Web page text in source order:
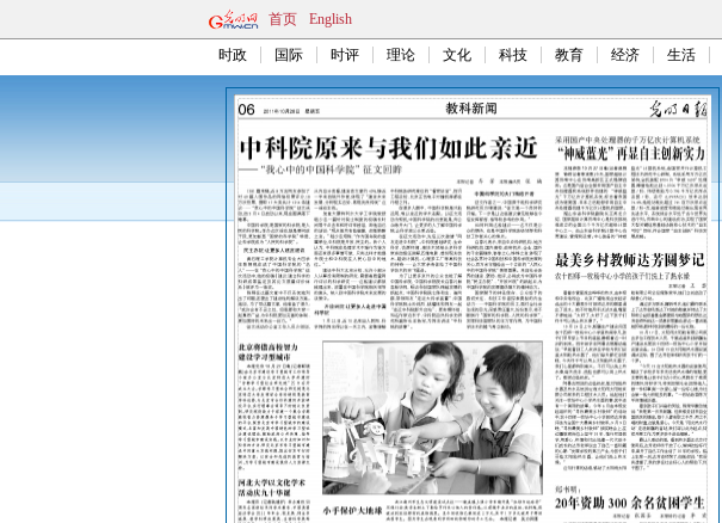
首页 English
时政 国际 时评 理论 文化 科技 教育 经济 生活